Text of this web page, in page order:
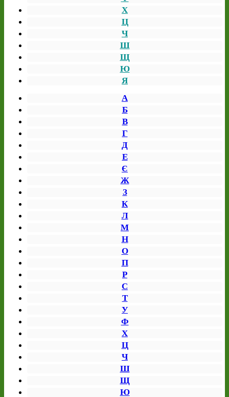
Х
Ц
Ч
Ш
Щ
Ю
Я
А
Б
В
Г
Д
Е
Є
Ж
З
К
Л
М
Н
О
П
Р
С
Т
У
Ф
Х
Ц
Ч
Ш
Щ
Ю